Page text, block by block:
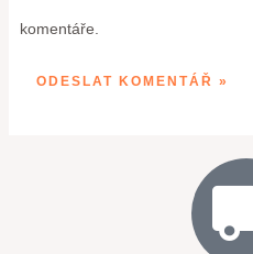
komentáře.